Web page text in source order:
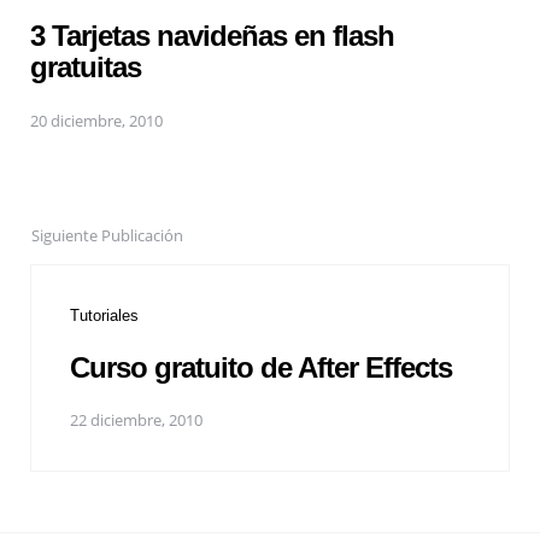
3 Tarjetas navideñas en flash
gratuitas
20 diciembre, 2010
Siguiente Publicación
Tutoriales
Curso gratuito de After Effects
22 diciembre, 2010